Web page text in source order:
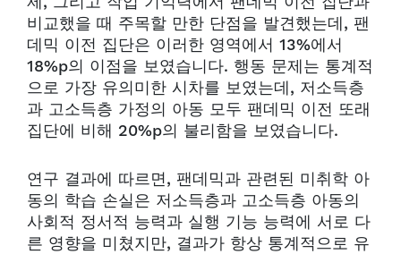
비교했을 때 주목할 만한 단점을 발견했는데, 팬
데믹 이전 집단은 이러한 영역에서 13%에서
18%p의 이점을 보였습니다. 행동 문제는 통계적
으로 가장 유의미한 시차를 보였는데, 저소득층
과 고소득층 가정의 아동 모두 팬데믹 이전 또래
집단에 비해 20%p의 불리함을 보였습니다.
연구 결과에 따르면, 팬데믹과 관련된 미취학 아
동의 학습 손실은 저소득층과 고소득층 아동의
사회적 정서적 능력과 실행 기능 능력에 서로 다
른 영향을 미쳤지만, 결과가 항상 통계적으로 유